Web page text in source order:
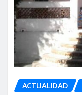
ACTUALIDAD